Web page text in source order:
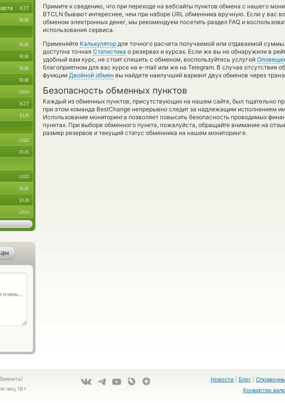
Примите к сведению, что при переходе на вебсайты пунктов обмена с нашего
BTCLN бывают интереснее, чем при наборе URL обменника вручную. Если у вас
обменом электронных денег, мы рекомендуем посетить раздел FAQ и
использования сервиса.
Применяйте Калькулятор для точного расчета получаемой или отдаваемой
доступна точная Статистика о резервах и курсах. Если же вы не обнаружили в
удобный вам курс, не стоит спешить с обменом, воспользуйтесь услугой
благоприятном для вас курсе на e-mail или же на Telegram. В случае отсутствия
функции Двойной обмен вы найдете наилучший вариант двух обменов через
Безопасность обменных пунктов
Каждый из обменных пунктов, присутствующих на нашем сайте, был тщательно
при этом команда BestChange непрерывно следит за надлежащим исполнением
Использование мониторинга позволяет повысить безопасность проводимых
пунктах. При выборе обменного пункта, пожалуйста, обращайте внимание на
размер резервов и текущий статус обменника на нашем мониторинге.
KZT
RUB
RUB
RUB
RUB
RUB
UAH
KZT
EUR
USD
RUB
USD
RUB
EUR
UAH
лиц 18+
Новости Блог
Конвертер